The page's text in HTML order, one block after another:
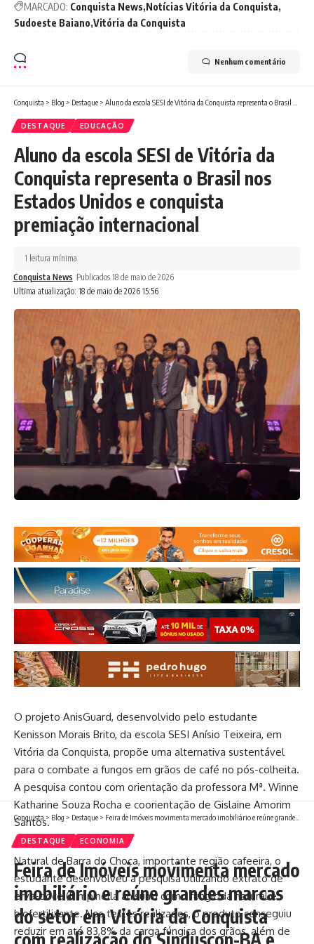
MARCADO: Conquista News Notícias Vitória da Conquista
Sudoeste Baiano Vitória da Conquista
Nenhum comentário
Conquista > Blog > Destaque > Aluno da escola SESI de Vitória da Conquista representa o Brasil nos Estados Unidos e conquista premiação internacional
DESTAQUE EDUCAÇÃO
Aluno da escola SESI de Vitória da
Conquista representa o Brasil nos
Estados Unidos e conquista
premiação internacional
Ultima atualização: 18 de maio de 2026 15:56
Conquista News Publicados 18 de maio de 2026
1 leitura mínima
O projeto AnisGuard, desenvolvido pelo estudante
Kenisson Morais Brito, da escola SESI Anísio Teixeira, em
Vitória da Conquista, propõe uma alternativa sustentável
para o combate a fungos em grãos de café no pós-colheita.
A pesquisa contou com orientação da professora Mª. Winne
Katharine Souza Rocha e coorientação de Gislaine Amorim
Santos.
Natural de Barra do Choça, importante região cafeeira, o
estudante desenvolveu a pesquisa utilizando extrato de
erva-doce (Pimpinella anisum) como fungicida natural e
biofertilizante. Nos testes realizados, o produto conseguiu
reduzir em até 83,8% da carga fúngica dos grãos, além de
Conquista > Blog > Destaque > Feira de Imóveis movimenta mercado imobiliário e reúne grandes marcas do setor em Vitória da Conquista com realização do Sinduscon-BA e apoio da Caixa
DESTAQUE ECONOMIA
Feira de Imóveis movimenta mercado
imobiliário e reúne grandes marcas
do setor em Vitória da Conquista
com realização do Sinduscon-BA e